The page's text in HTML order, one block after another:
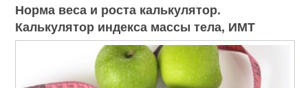
Норма веса и роста калькулятор.
Калькулятор индекса массы тела, ИМТ